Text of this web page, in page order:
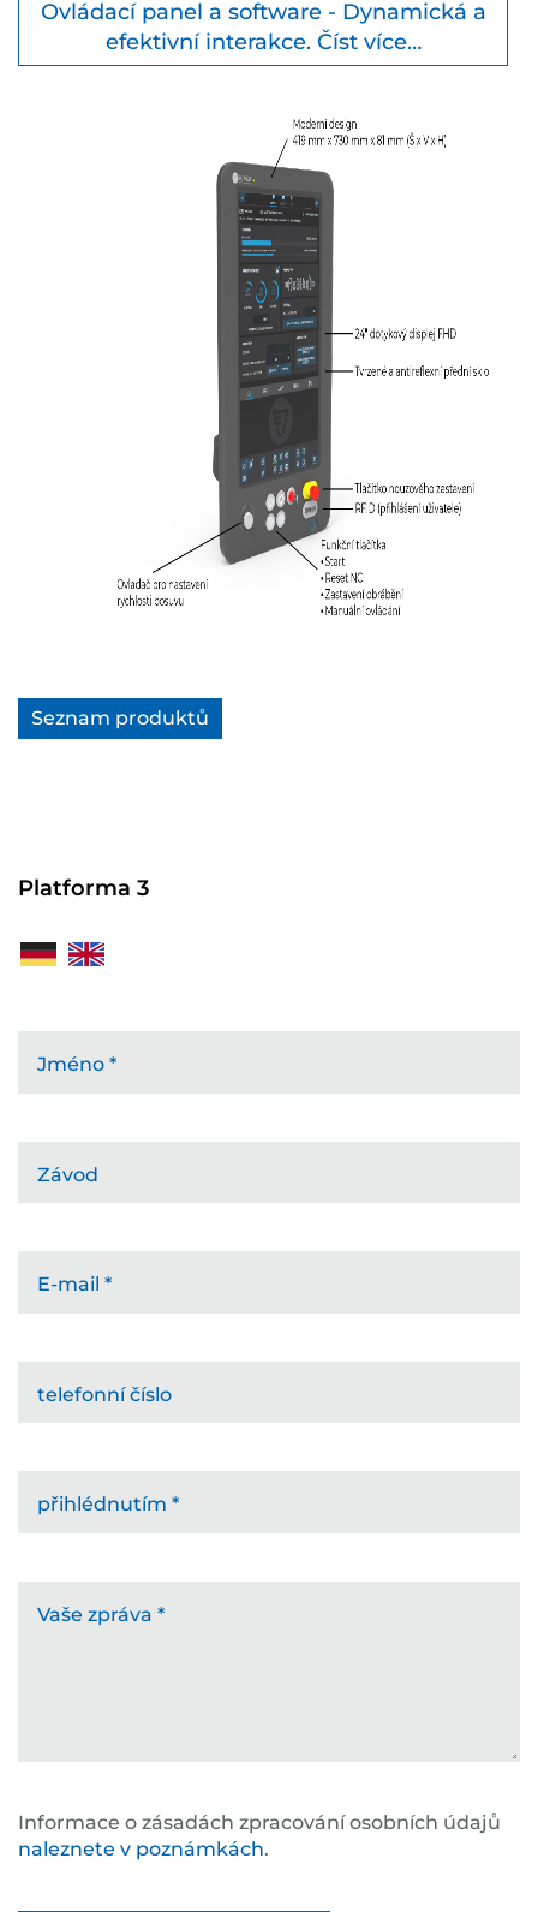
Ovládací panel a software - Dynamická a
efektivní interakce. Číst více…
Seznam produktů
Platforma 3
Jméno *
Závod
E-mail *
telefonní číslo
přihlédnutím *
Vaše zpráva *
Informace o zásadách zpracování osobních údajů
naleznete v poznámkách.